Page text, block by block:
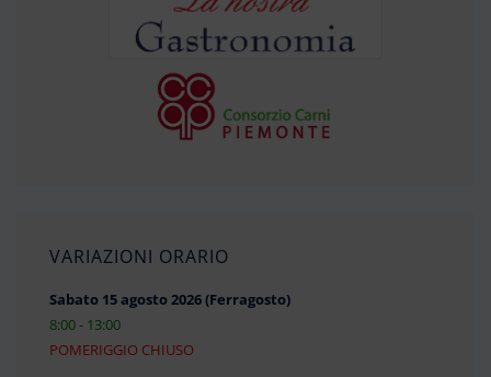
VARIAZIONI ORARIO
Sabato 15 agosto 2026 (Ferragosto)
8:00 - 13:00
POMERIGGIO CHIUSO